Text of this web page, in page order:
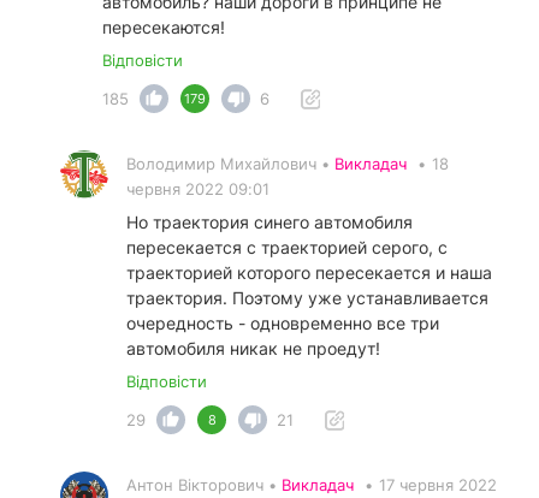
пересекаются!
Відповісти
185
179 6
Володимир Михайлович • Викладач • 18
червня 2022 09:01
Но траектория синего автомобиля
пересекается с траекторией серого, с
траекторией которого пересекается и наша
траектория. Поэтому уже устанавливается
очередность - одновременно все три
автомобиля никак не проедут!
Відповісти
29
8 21
Антон Вікторович • Викладач • 17 червня 2022